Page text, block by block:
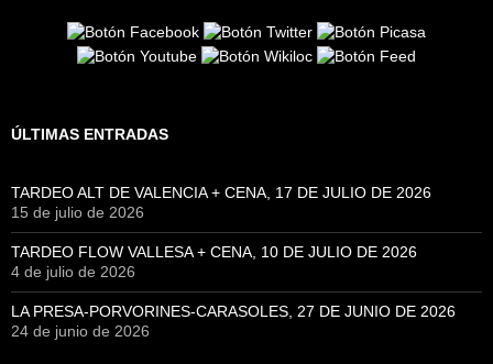
ÚLTIMAS ENTRADAS
TARDEO ALT DE VALENCIA + CENA, 17 DE JULIO DE 2026
15 de julio de 2026
TARDEO FLOW VALLESA + CENA, 10 DE JULIO DE 2026
4 de julio de 2026
LA PRESA-PORVORINES-CARASOLES, 27 DE JUNIO DE 2026
24 de junio de 2026